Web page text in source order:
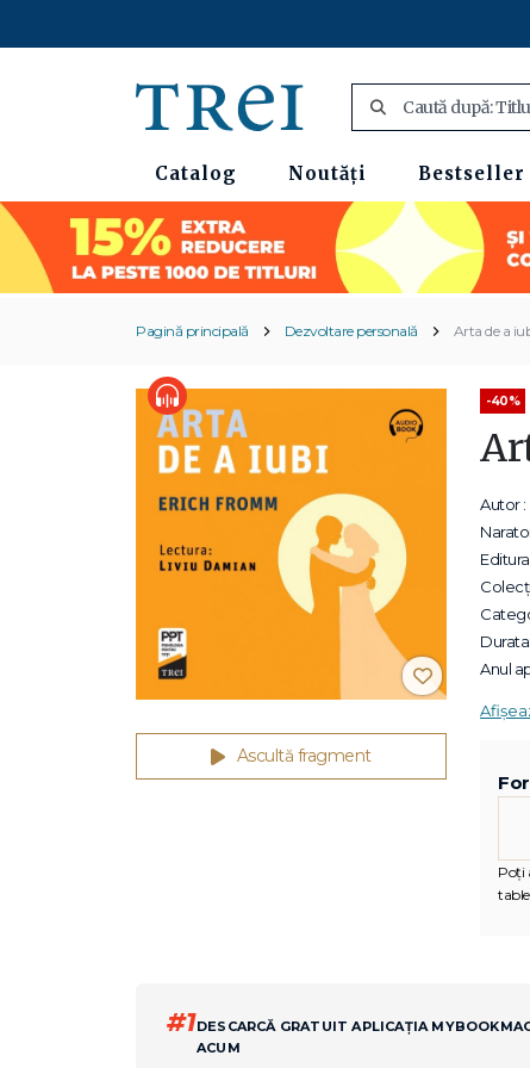
Catalog Noutăți Bestseller
Pagină principală Dezvoltare personală Arta de a
Ascultă fragment
-40%
Autor :
Durata:
Anul
Poți
#1DESCARCĂ GRATUIT APLICAȚIA
ACUM